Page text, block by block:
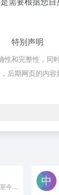
特别声明
和完整性，
后期网页的内